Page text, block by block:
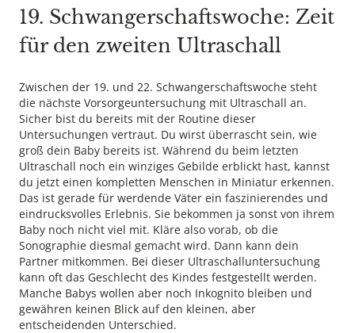
19. Schwangerschaftswoche: Zeit
für den zweiten Ultraschall
Zwischen der 19. und 22. Schwangerschaftswoche steht
die nächste Vorsorgeuntersuchung mit Ultraschall an.
Sicher bist du bereits mit der Routine dieser
Untersuchungen vertraut. Du wirst überrascht sein, wie
groß dein Baby bereits ist. Während du beim letzten
Ultraschall noch ein winziges Gebilde erblickt hast, kannst
du jetzt einen kompletten Menschen in Miniatur erkennen.
Das ist gerade für werdende Väter ein faszinierendes und
eindrucksvolles Erlebnis. Sie bekommen ja sonst von ihrem
Baby noch nicht viel mit. Kläre also vorab, ob die
Sonographie diesmal gemacht wird. Dann kann dein
Partner mitkommen. Bei dieser Ultraschalluntersuchung
kann oft das Geschlecht des Kindes festgestellt werden.
Manche Babys wollen aber noch Inkognito bleiben und
gewähren keinen Blick auf den kleinen, aber
entscheidenden Unterschied.